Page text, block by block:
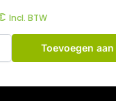
Incl. BTW
Toevoegen aan